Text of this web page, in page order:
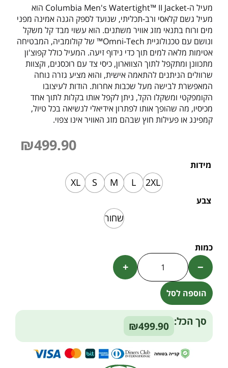
מעיל ה-Columbia Men's Watertight™ II Jacket הוא
מעיל גשם קלאסי ורב-תכליתי, שנועד לספק הגנה אמינה מפני
מים ורוח בתנאי מזג אוויר משתנים. הוא עשוי מבד קל משקל
ונושם עם טכנולוגיית Omni-Tech™ של קולומביה, המבטיחה
אטימות מלאה למים תוך כדי נידוף זיעה. המעיל כולל קפוצ'ון
מתכוונן ומתקפל לתוך הצווארון, כיסי צד עם רוכסנים, וקצוות
שרוולים הניתנים להתאמה אישית, והוא מציע גזרה נוחה
המאפשרת לבישה מעל שכבות אחרות. הודות לעיצובו
הקומפקטי ומשקלו הקל, ניתן לקפל אותו בקלות לתוך אחד
מכיסיו, מה שהופך אותו לפתרון אידיאלי לנשיאה בכל טיול,
קמפינג או פעילות חוץ שבהם מזג האוויר אינו צפוי.
₪499.90
מידות
2XL
L
M
S
XL
צבע
שחור
−
+
הוספה לסל
Alternative:
סך הכל: ₪499.90